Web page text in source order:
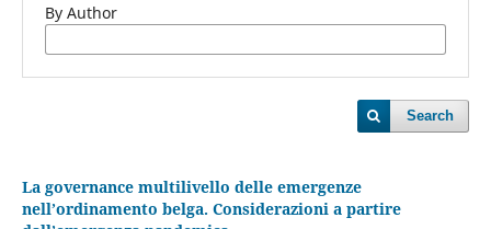
By Author
Search
La governance multilivello delle emergenze
nell’ordinamento belga. Considerazioni a partire